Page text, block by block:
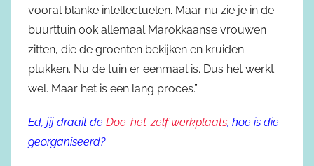
vooral blanke intellectuelen. Maar nu zie je in de
buurttuin ook allemaal Marokkaanse vrouwen
zitten, die de groenten bekijken en kruiden
plukken. Nu de tuin er eenmaal is. Dus het werkt
wel. Maar het is een lang proces.”
Ed, jij draait de Doe-het-zelf werkplaats, hoe is die
georganiseerd?